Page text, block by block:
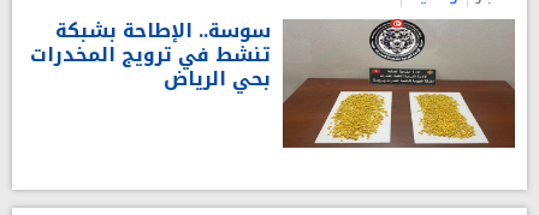
سوسة.. الإطاحة بشبكة
تنشط في ترويج المخدرات
بحي الرياض